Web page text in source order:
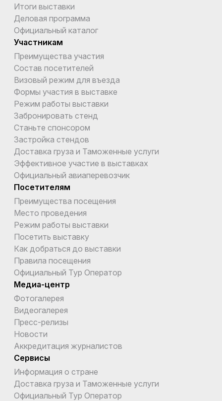
Итоги выставки
Деловая программа
Официальный каталог
Участникам
Преимущества участия
Состав посетителей
Визовый режим для въезда
Формы участия в выставке
Режим работы выставки
Забронировать стенд
Станьте спонсором
Застройка стендов
Доставка груза и Таможенные услуги
Эффективное участие в выставках
Официальный авиаперевозчик
Посетителям
Преимущества посещения
Место проведения
Режим работы выставки
Посетить выставку
Как добраться до выставки
Правила посещения
Официальный Тур Оператор
Медиа-центр
Фотогалерея
Видеогалерея
Пресс-релизы
Новости
Аккредитация журналистов
Сервисы
Информация о стране
Доставка груза и Таможенные услуги
Официальный Тур Оператор